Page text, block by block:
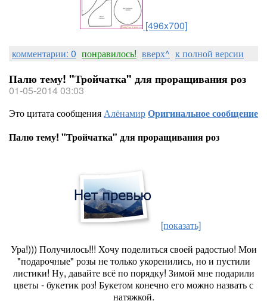
[496x700]
комментарии: 0 понравилось! вверх^ к полной версии
Палю тему! "Тройчатка" для проращивания роз
01-05-2014 03:03
Это цитата сообщенияАлёнамирОригинальное сообщение
Палю тему! "Тройчатка" для проращивания роз
[показать]
Ура!))) Получилось!!! Хочу поделиться своей радостью! Мои
"подарочные" розы не только укоренились, но и пустили
листики! Ну, давайте всё по порядку! Зимой мне подарили
цветы - букетик роз! Букетом конечно его можно назвать с
натяжкой.